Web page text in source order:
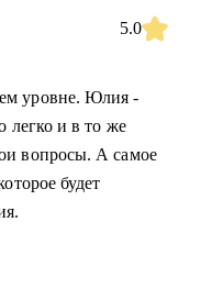
5.0
уровне. Юлия -
легко и в то же
вопросы. А самое
будет